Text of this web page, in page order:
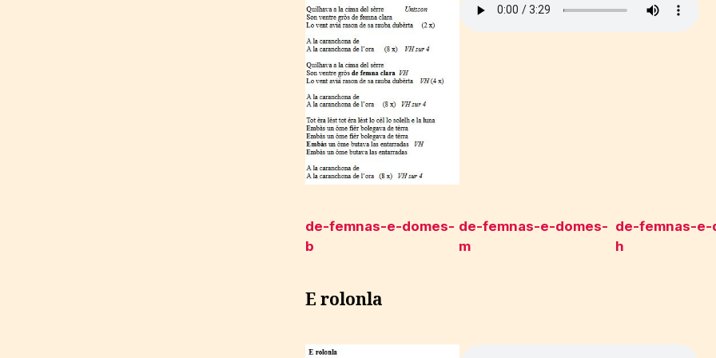
de-femnas-e-domes-
b
de-femnas-e-domes-
m
de-femnas-e-
h
E rolonla